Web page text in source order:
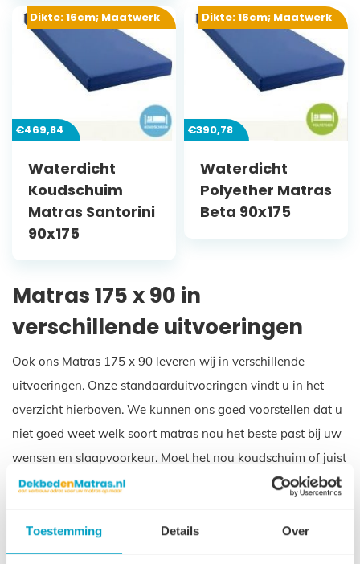
Toestemming Details Over
Dikte: 16cm; Maatwerk
€469,84
Waterdicht
Koudschuim
Matras Santorini
90x175
Dikte: 16cm; Maatwerk
€390,78
Waterdicht
Polyether Matras
Beta 90x175
Matras 175 x 90 in
verschillende uitvoeringen
Ook ons Matras 175 x 90 leveren wij in verschillende
uitvoeringen. Onze standaarduitvoeringen vindt u in het
overzicht hierboven. We kunnen ons goed voorstellen dat u
niet goed weet welk soort matras nou het beste past bij uw
wensen en slaapvoorkeur. Moet het nou koudschuim of juist
traagschuim zijn? Polyether of toch liever een waterdicht
matras? Wanneer u klikt op de verschillende afbeeldingen
dan kunt u rustig alle kenmerken eens doorlezen. Maar
hoewel er verschillen zitten in de uitvoeringen van ons